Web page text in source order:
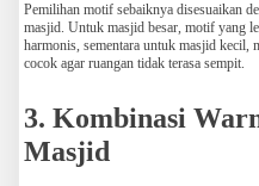
Pemilihan motif sebaiknya disesuaikan
masjid. Untuk masjid besar, motif yang
harmonis, sementara untuk masjid kecil,
cocok agar ruangan tidak terasa sempit.
3. Kombinasi
Masjid